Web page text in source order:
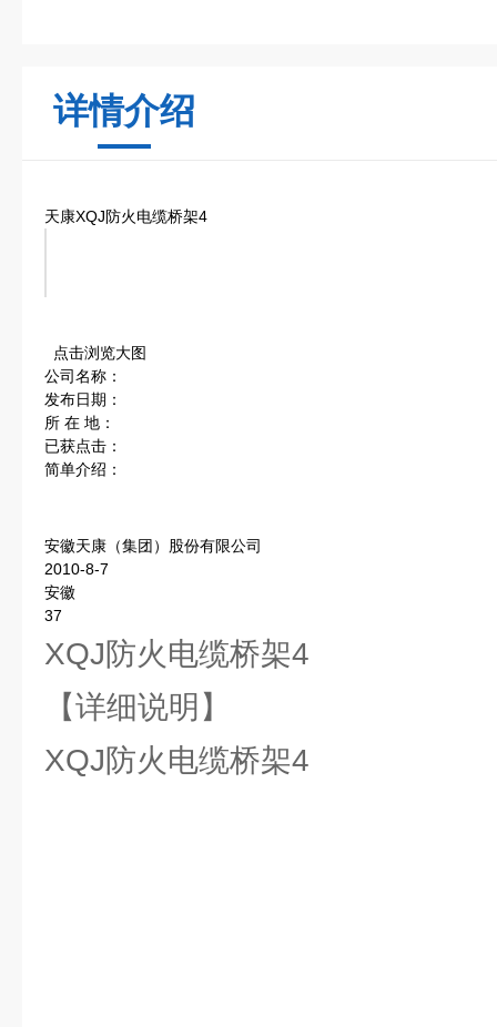
详情介绍
天康XQJ防火电缆桥架4
点击浏览大图
公司名称：
发布日期：
所 在 地：
已获点击：
简单介绍：
安徽天康（集团）股份有限公司
2010-8-7
安徽
37
XQJ防火电缆桥架4
【详细说明】
XQJ防火电缆桥架4